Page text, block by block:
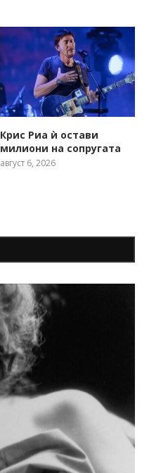
Крис Риа ѝ остави
милиони на сопругата
август 6, 2026